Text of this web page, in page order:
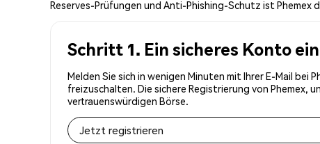
Reserves-Prüfungen und Anti-Phishing-Schutz ist Phemex
Schritt 1. Ein sicheres Konto
Melden Sie sich in wenigen Minuten mit Ihrer E-Mail bei
freizuschalten. Die sichere Registrierung von
vertrauenswürdigen Börse.
Jetzt registrieren